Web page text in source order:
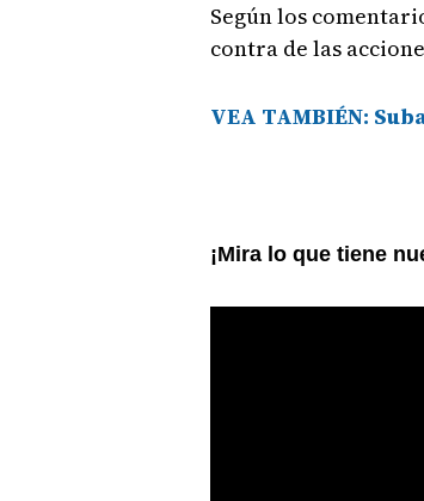
Según los
contra de las
VEA TAMBIÉN:
¡Mira lo que tiene